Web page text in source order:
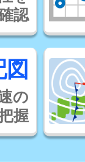
認
の
握